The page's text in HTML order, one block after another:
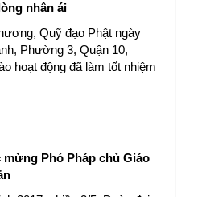
nhân ái
Quỹ đạo Phật ngày
Phường 3, Quận 10,
hoạt động đã làm tốt nhiệm
mừng Phó Pháp chủ Giáo